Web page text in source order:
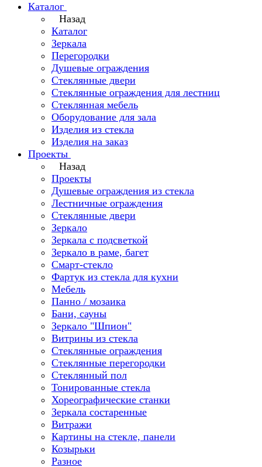
Каталог
Назад
Каталог
Зеркала
Перегородки
Душевые ограждения
Стеклянные двери
Стеклянные ограждения для лестниц
Стеклянная мебель
Оборудование для зала
Изделия из стекла
Изделия на заказ
Проекты
Назад
Проекты
Душевые ограждения из стекла
Лестничные ограждения
Стеклянные двери
Зеркало
Зеркала с подсветкой
Зеркало в раме, багет
Смарт-стекло
Фартук из стекла для кухни
Мебель
Панно / мозаика
Бани, сауны
Зеркало "Шпион"
Витрины из стекла
Стеклянные ограждения
Стеклянные перегородки
Стеклянный пол
Тонированные стекла
Хореографические станки
Зеркала состаренные
Витражи
Картины на стекле, панели
Козырьки
Разное